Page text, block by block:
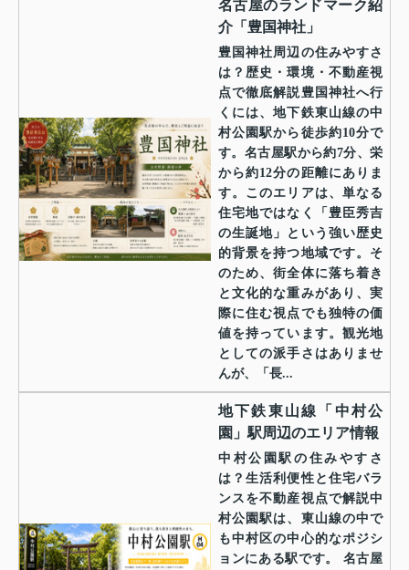
名古屋のランドマーク紹
介「豊国神社」
豊国神社周辺の住みやすさ
は？歴史・環境・不動産視
点で徹底解説豊国神社へ行
くには、地下鉄東山線の中
村公園駅から徒歩約10分で
す。名古屋駅から約7分、栄
から約12分の距離にありま
す。このエリアは、単なる
住宅地ではなく「豊臣秀吉
の生誕地」という強い歴史
的背景を持つ地域です。そ
のため、街全体に落ち着き
と文化的な重みがあり、実
際に住む視点でも独特の価
値を持っています。観光地
としての派手さはありませ
んが、「長...
地下鉄東山線「中村公
園」駅周辺のエリア情報
中村公園駅の住みやすさ
は？生活利便性と住宅バラ
ンスを不動産視点で解説中
村公園駅は、東山線の中で
も中村区の中心的なポジシ
ョンにある駅です。 名古屋